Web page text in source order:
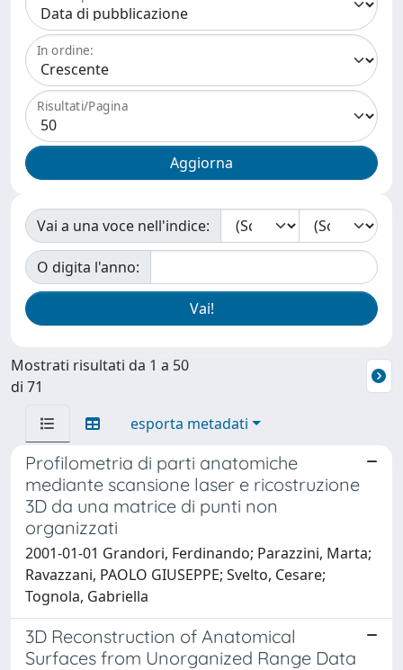
In ordine:
Risultati/Pagina
Vai a una voce nell'indice:
O digita l'anno:
Mostrati risultati da 1 a 50
di 71
esporta metadati
Profilometria di parti anatomiche
mediante scansione laser e ricostruzione
3D da una matrice di punti non
organizzati
2001-01-01 Grandori, Ferdinando; Parazzini, Marta;
Ravazzani, PAOLO GIUSEPPE; Svelto, Cesare;
Tognola, Gabriella
3D Reconstruction of Anatomical
Surfaces from Unorganized Range Data